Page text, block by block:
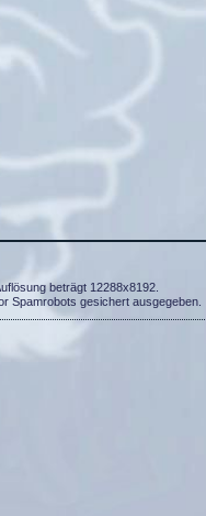
beträgt 12288x8192.
Spamrobots gesichert ausgegeben.